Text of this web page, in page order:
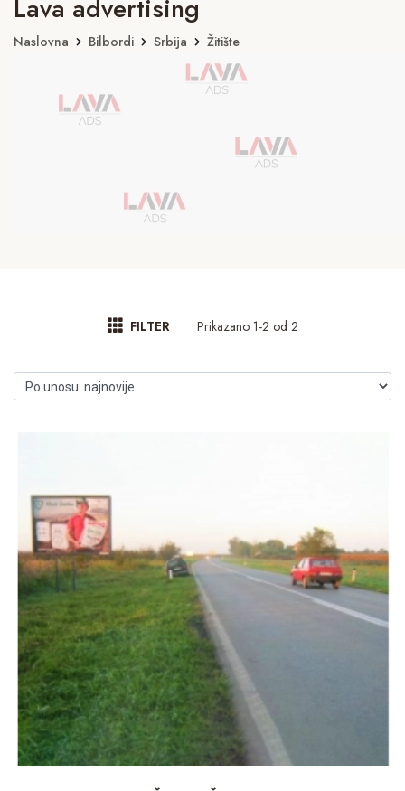
Lava advertising
Naslovna Bilbordi Srbija Žitište
FILTER Prikazano 1-2 od 2